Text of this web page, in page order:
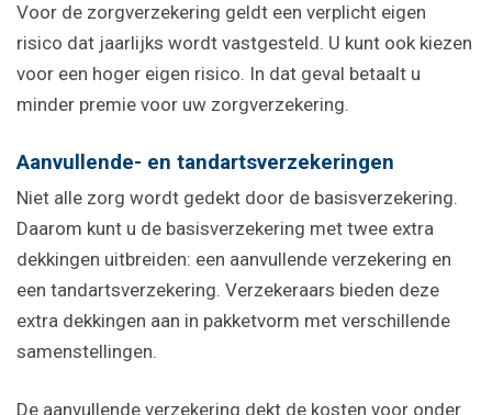
Voor de zorgverzekering geldt een verplicht eigen
risico dat jaarlijks wordt vastgesteld. U kunt ook kiezen
voor een hoger eigen risico. In dat geval betaalt u
minder premie voor uw zorgverzekering.
Aanvullende- en tandartsverzekeringen
Niet alle zorg wordt gedekt door de basisverzekering.
Daarom kunt u de basisverzekering met twee extra
dekkingen uitbreiden: een aanvullende verzekering en
een tandartsverzekering. Verzekeraars bieden deze
extra dekkingen aan in pakketvorm met verschillende
samenstellingen.
De aanvullende verzekering dekt de kosten voor onder